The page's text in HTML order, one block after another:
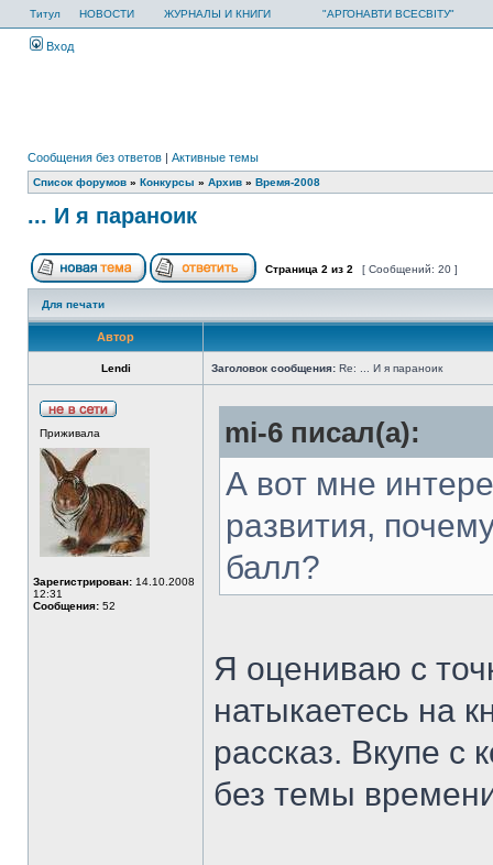
Титул НОВОСТИ ЖУРНАЛЫ И КНИГИ "АРГОНАВТИ ВСЕСВІТУ"
Вход
Сообщения без ответов | Активные темы
Список форумов » Конкурсы » Архив » Время-2008
... И я параноик
Страница 2 из 2 [ Сообщений: 20 ]
Для печати
Автор
Lendi Заголовок сообщения: Re: ... И я параноик
Приживала
Зарегистрирован: 14.10.2008
12:31
Сообщения: 52
mi-6 писал(а):
А вот мне
развития,
балл?
Я оцениваю с
натыкаетесь на
рассказ. Вкупе с
без темы